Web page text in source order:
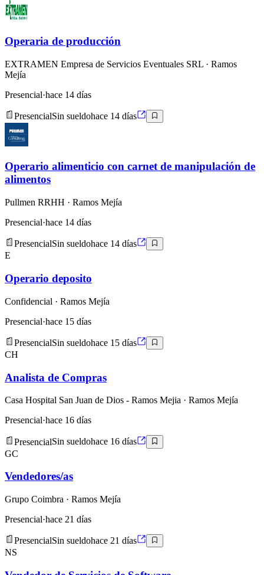
Operaria de producción
EXTRAMEN Empresa de Servicios Eventuales SRL · Ramos
Mejía
Presencial·hace 14 días
PresencialSin sueldohace 14 días
Operario alimenticio con carnet de manipulación de
alimentos
Pullmen RRHH · Ramos Mejía
Presencial·hace 14 días
PresencialSin sueldohace 14 días
E
Operario deposito
Confidencial · Ramos Mejía
Presencial·hace 15 días
PresencialSin sueldohace 15 días
CH
Analista de Compras
Casa Hospital San Juan de Dios - Ramos Mejia · Ramos Mejía
Presencial·hace 16 días
PresencialSin sueldohace 16 días
GC
Vendedores/as
Grupo Coimbra · Ramos Mejía
Presencial·hace 21 días
PresencialSin sueldohace 21 días
NS